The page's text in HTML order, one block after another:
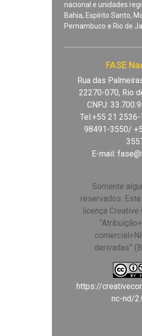
nacional e unidades
Bahia, Espírito Santo,
Pernambuco e Rio de
FASE
Rua das
22270-070, Rio
CNPJ:
Tel:+55 21
98491-3550/
E-mail:
Somente
reservados.
licença
derivadas”
https://
nc-nd/